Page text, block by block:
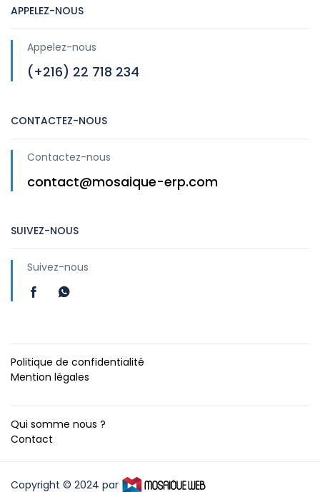
APPELEZ-NOUS
Appelez-nous
(+216) 22 718 234
CONTACTEZ-NOUS
Contactez-nous
contact@mosaique-erp.com
SUIVEZ-NOUS
Suivez-nous
Politique de confidentialité
Mention légales
Qui somme nous ?
Contact
Copyright © 2024 par